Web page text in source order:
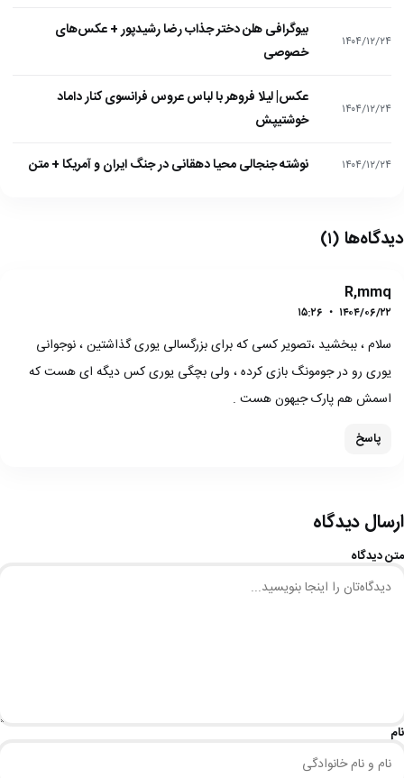
۱۴۰۴/۱۲/۲۴
بیوگرافی هلن دختر جذاب رضا رشیدپور + عکس‌های
خصوصی
۱۴۰۴/۱۲/۲۴
عکس| لیلا فروهر با لباس عروس فرانسوی کنار داماد
خوشتیپش
۱۴۰۴/۱۲/۲۴ نوشته جنجالی محیا دهقانی در جنگ ایران و آمریکا + متن
دیدگاه‌ها (۱)
R,mmq
۱۴۰۴/۰۶/۲۲ •
سلام ، ببخشید ،تصویر کسی که برای بزرگسالی یوری گذاشتین ، نوجوانی
یوری رو در جومونگ بازی کرده ، ولی بچگی یوری کس دیگه ای هست که
اسمش هم پارک جیهون هست .
پاسخ
ارسال دیدگاه
متن دیدگاه
نام